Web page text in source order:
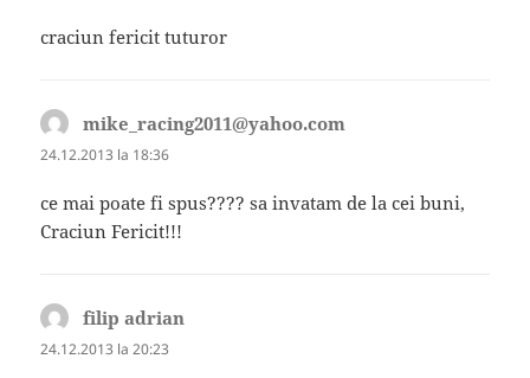
craciun fericit tuturor
mike_racing2011@yahoo.com
24.12.2013 la 18:36
ce mai poate fi spus???? sa invatam de la cei buni,
Craciun Fericit!!!
filip adrian
24.12.2013 la 20:23